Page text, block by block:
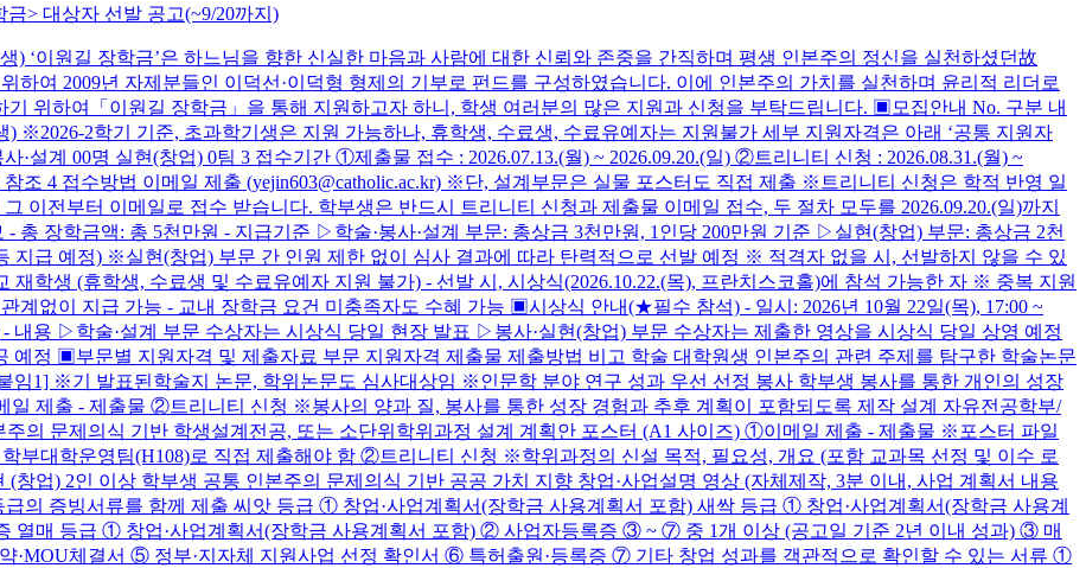
> 대상자 선발 공고(~9/20까지)
) ‘이원길 장학금’은 하느님을 향한 신실한 마음과 사람에 대한 신뢰와 존중을 간직하며 평생 인본주의 정신을 실천하셨던故
하여 2009년 자제분들인 이덕선·이덕형 형제의 기부로 펀드를 구성하였습니다. 이에 인본주의 가치를 실천하며 윤리적 리더로
위하여「이원길 장학금」을 통해 지원하고자 하니, 학생 여러분의 많은 지원과 신청을 부탁드립니다. ▣모집안내 No. 구분 내
※2026-2학기 기준, 초과학기생은 지원 가능하나, 휴학생, 수료생, 수료유예자는 지원불가 세부 지원자격은 아래 ‘공통 지원자
·설계 00명 실현(창업) 0팀 3 접수기간 ①제출물 접수 : 2026.07.13.(월) ~ 2026.09.20.(일) ②트리니티 신청 : 2026.08.31.(월) ~
참조 4 접수방법 이메일 제출 (yejin603@catholic.ac.kr) ※단, 설계부문은 실물 포스터도 직접 제출 ※트리니티 신청은 학적 반영 일
이전부터 이메일로 접수 받습니다. 학부생은 반드시 트리니티 신청과 제출물 이메일 접수, 두 절차 모두를 2026.09.20.(일)까지
총 장학금액: 총 5천만원 - 지급기준 ▷학술·봉사·설계 부문: 총상금 3천만원, 1인당 200만원 기준 ▷실현(창업) 부문: 총상금 2천
지급 예정) ※실현(창업) 부문 간 인원 제한 없이 심사 결과에 따라 탄력적으로 선발 예정 ※ 적격자 없을 시, 선발하지 않을 수 있
학생 (휴학생, 수료생 및 수료유예자 지원 불가) - 선발 시, 시상식(2026.10.22.(목), 프란치스코홀)에 참석 가능한 자 ※ 중복 지원
계없이 지급 가능 - 교내 장학금 요건 미충족자도 수혜 가능 ▣시상식 안내(★필수 참석) - 일시: 2026년 10월 22일(목), 17:00 ~
내용 ▷학술·설계 부문 수상자는 시상식 당일 현장 발표 ▷봉사·실현(창업) 부문 수상자는 제출한 영상을 시상식 당일 상영 예정
예정 ▣부문별 지원자격 및 제출자료 부문 지원자격 제출물 제출방법 비고 학술 대학원생 인본주의 관련 주제를 탐구한 학술논문
임1] ※기 발표된학술지 논문, 학위논문도 심사대상임 ※인문학 분야 연구 성과 우선 선정 봉사 학부생 봉사를 통한 개인의 성장
제출 - 제출물 ②트리니티 신청 ※봉사의 양과 질, 봉사를 통한 성장 경험과 추후 계획이 포함되도록 제작 설계 자유전공학부/
의 문제의식 기반 학생설계전공, 또는 소단위학위과정 설계 계획안 포스터 (A1 사이즈) ①이메일 제출 - 제출물 ※포스터 파일
부대학운영팀(H108)로 직접 제출해야 함 ②트리니티 신청 ※학위과정의 신설 목적, 필요성, 개요 (포함 교과목 선정 및 이수 로
창업) 2인 이상 학부생 공통 인본주의 문제의식 기반 공공 가치 지향 창업·사업설명 영상 (자체제작, 3분 이내, 사업 계획서 내용
의 증빙서류를 함께 제출 씨앗 등급 ① 창업·사업계획서(장학금 사용계획서 포함) 새싹 등급 ① 창업·사업계획서(장학금 사용계
열매 등급 ① 창업·사업계획서(장학금 사용계획서 포함) ② 사업자등록증 ③ ~ ⑦ 중 1개 이상 (공고일 기준 2년 이내 성과) ③ 매
·MOU체결서 ⑤ 정부·지자체 지원사업 선정 확인서 ⑥ 특허출원·등록증 ⑦ 기타 창업 성과를 객관적으로 확인할 수 있는 서류 ①